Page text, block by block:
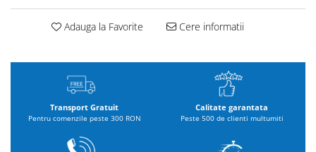
Adauga la Favorite Cere informatii
Transport Gratuit
Pentru comenzile peste 300 RON
Calitate garantata
Peste 500 de clienti multumiti